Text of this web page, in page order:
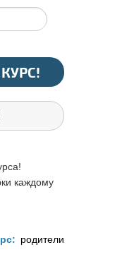
каждому
родители